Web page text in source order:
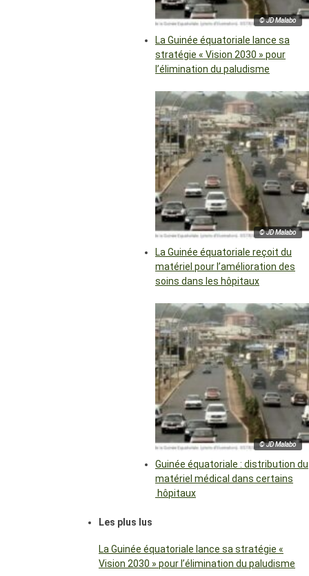
© JD Malabo
La Guinée équatoriale lance sa
stratégie « Vision 2030 » pour
l’élimination du paludisme
© JD Malabo
La Guinée équatoriale reçoit du
matériel pour l’amélioration des
soins dans les hôpitaux
© JD Malabo
Guinée équatoriale : distribution du
matériel médical dans certains
hôpitaux
Les plus lus
La Guinée équatoriale lance sa stratégie «
Vision 2030 » pour l’élimination du paludisme